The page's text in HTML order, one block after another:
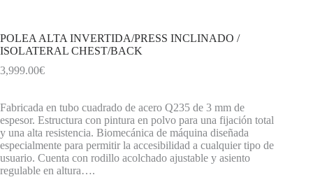
POLEA ALTA INVERTIDA/PRESS INCLINADO /
ISOLATERAL CHEST/BACK
3,999.00€
Fabricada en tubo cuadrado de acero Q235 de 3 mm de
espesor. Estructura con pintura en polvo para una fijación total
y una alta resistencia. Biomecánica de máquina diseñada
especialmente para permitir la accesibilidad a cualquier tipo de
usuario. Cuenta con rodillo acolchado ajustable y asiento
regulable en altura….